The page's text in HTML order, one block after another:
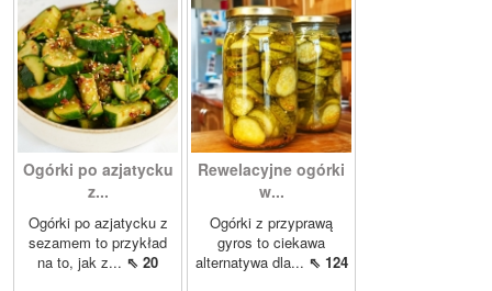
Ogórki po azjatycku
z...
Ogórki po azjatycku z
sezamem to przykład
na to, jak z... ⇖ 20
Rewelacyjne ogórki
w...
Ogórki z przyprawą
gyros to ciekawa
alternatywa dla... ⇖ 124